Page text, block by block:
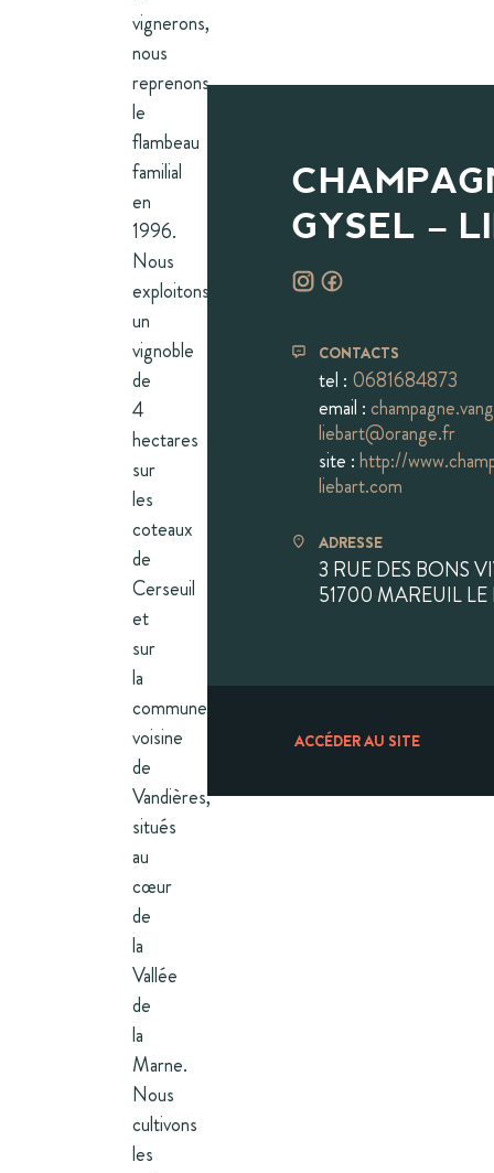
vignerons,
nous
reprenons
le
flambeau
familial
en
1996.
Nous
exploitons
un
vignoble
de
4
hectares
sur
les
coteaux
de
Cerseuil
et
sur
la
commune
voisine
de
Vandières,
situés
au
cœur
de
la
Vallée
de
la
Marne.
Nous
cultivons
les
GYSEL –
CONTACTS
tel : 0681684873
email :
liebart@orange.fr
site :http://
liebart.com
ADRESSE
3 RUE DES BONS
51700 MAREUIL LE
ACCÉDER AU SITE